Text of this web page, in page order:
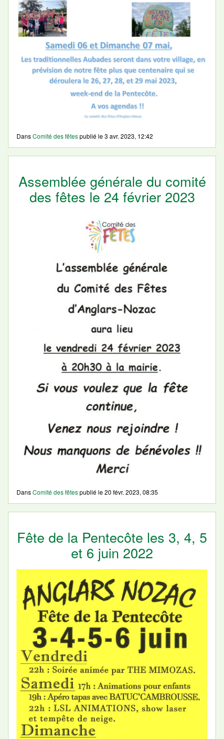
DansComité des fêtespublié le3 avr. 2023, 12:42
Assemblée générale du comité
des fêtes le 24 février 2023
DansComité des fêtespublié le20 févr. 2023, 08:35
Fête de la Pentecôte les 3, 4, 5
et 6 juin 2022